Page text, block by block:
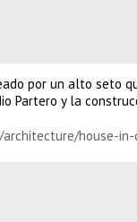
por un alto seto
Partero y la
house-in-